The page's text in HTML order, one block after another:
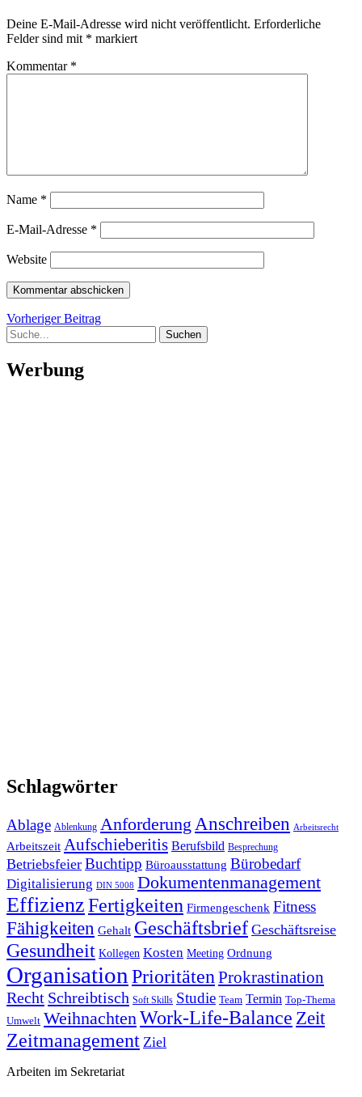
Deine E-Mail-Adresse wird nicht veröffentlicht. Erforderliche
Felder sind mit * markiert
Kommentar *
Name *
E-Mail-Adresse *
Website
Beitragsnavigation
Vorheriger BeitragVorheriger
Suche
Werbung
Schlagwörter
Ablage Ablenkung Anforderung Anschreiben Arbeitsrecht
Arbeitszeit Aufschieberitis Berufsbild Besprechung
Betriebsfeier Buchtipp Büroausstattung Bürobedarf
Digitalisierung DIN 5008 Dokumentenmanagement
EffizienzFertigkeiten Firmengeschenk Fitness
Fähigkeiten Gehalt Geschäftsbrief Geschäftsreise
Gesundheit Kollegen Kosten Meeting Ordnung
Organisation Prioritäten Prokrastination
Recht Schreibtisch Soft Skills Studie Team Termin Top-Thema
Umwelt Weihnachten Work-Life-Balance Zeit
Zeitmanagement Ziel
Arbeiten im Sekretariat